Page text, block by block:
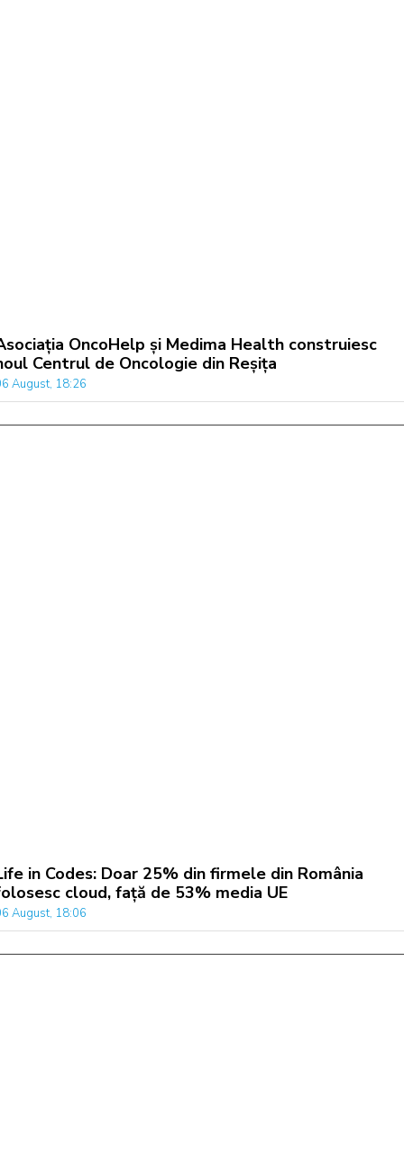
OncoHelp și Medima Health construiesc
Centrul de Oncologie din Reșița
August, 18:26
in Codes: Doar 25% din firmele din România
cloud, față de 53% media UE
August, 18:06